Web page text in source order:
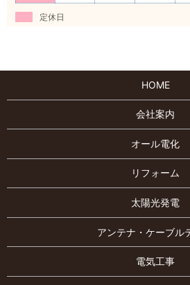
定休日
HOME
会社案内
オール電化
リフォーム
太陽光発電
アンテナ・ケーブル
電気工事